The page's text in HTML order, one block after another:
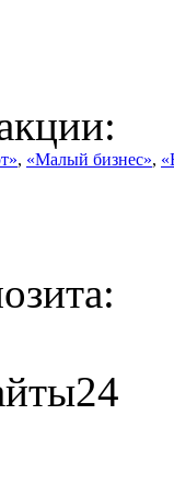
, «Малый бизнес»,